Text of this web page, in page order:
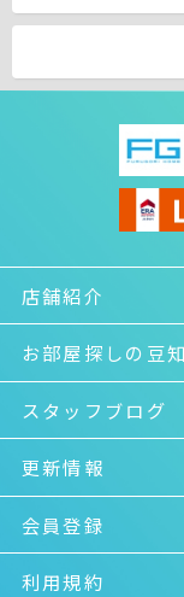
店舗紹介
お部屋探しの豆
スタッフブログ
更新情報
会員登録
利用規約